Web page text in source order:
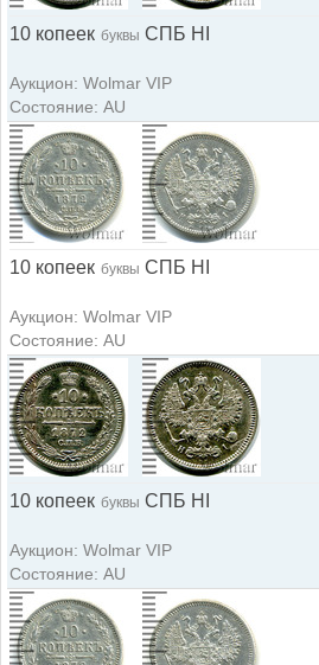
10 копеек буквы СПБ НI
Аукцион: Wolmar VIP
Состояние: AU
10 копеек буквы СПБ НI
Аукцион: Wolmar VIP
Состояние: AU
10 копеек буквы СПБ НI
Аукцион: Wolmar VIP
Состояние: AU